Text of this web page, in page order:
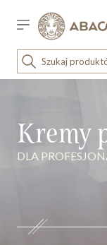
Sklep detaliczny
OUTLET
SPRZĘT I
DLA
Kremy
malejąco